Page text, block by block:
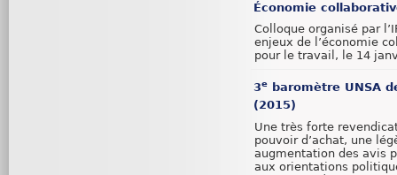
Économie
Colloque organisé par
enjeux de l’économie
pour le travail, le 14
3ebaromètre UNSA
(2015)
Une très forte
pouvoir d’achat, une
augmentation des avis
aux orientations